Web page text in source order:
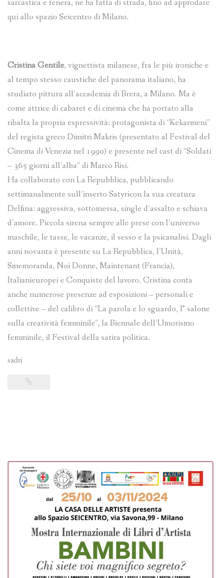
sarcastica e tenera, ne ha fatta di strada, fino ad approdare
qui allo spazio Seicentro di Milano.
Cristina Gentile, vignettista milanese, fra le più ironiche e
al tempo stesso caustiche del panorama italiano, ha
studiato pittura all’accademia di Brera, a Milano. Ma è
come attrice di cabaret e di cinema che ha portato alla
ribalta la propria espressività: protagonista di “Kekarmeni”
del regista greco Dimitri Makris (presentato al Festival del
Cinema di Venezia nel 1990) e presente nel cast di “Soldati
– 365 giorni all’alba” di Marco Risi.
Ha collaborato con La Repubblica, pubblicando
settimanalmente sull’inserto Satyricon la sua creatura
Delfina: aggressiva, sottomessa, single d’assalto e schiava
d’amore. Piccola sirena sempre alle prese con l’universo
maschile, le tasse, le vacanze, il sesso e la psicanalisi. Dagli
anni novanta è presente su La Repubblica, l’Unità,
Smemoranda, Noi Donne, Maintenant (Francia),
Italianieuropei e Conquiste del lavoro. Cristina conta
anche numerose presenze ad esposizioni – personali e
collettive – del calibro di “La parola e lo sguardo, I° salone
sulla creatività femminile”, la Biennale dell’Umorismo
femminile, il Festival della satira politica.
sadri